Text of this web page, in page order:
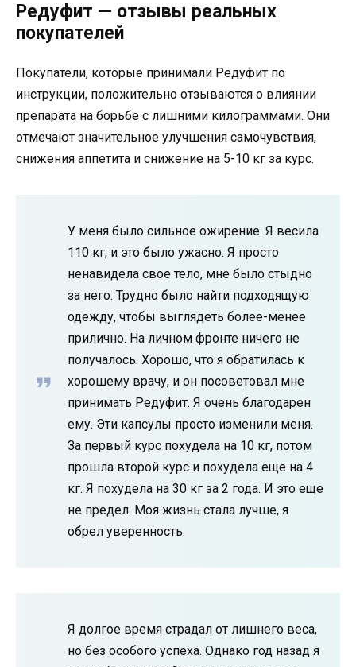
Редуфит — отзывы реальных
покупателей
Покупатели, которые принимали Редуфит по
инструкции, положительно отзываются о влиянии
препарата на борьбе с лишними килограммами. Они
отмечают значительное улучшения самочувствия,
снижения аппетита и снижение на 5-10 кг за курс.
У меня было сильное ожирение. Я весила
110 кг, и это было ужасно. Я просто
ненавидела свое тело, мне было стыдно
за него. Трудно было найти подходящую
одежду, чтобы выглядеть более-менее
прилично. На личном фронте ничего не
получалось. Хорошо, что я обратилась к
хорошему врачу, и он посоветовал мне
принимать Редуфит. Я очень благодарен
ему. Эти капсулы просто изменили меня.
За первый курс похудела на 10 кг, потом
прошла второй курс и похудела еще на 4
кг. Я похудела на 30 кг за 2 года. И это еще
не предел. Моя жизнь стала лучше, я
обрел уверенность.
Я долгое время страдал от лишнего веса,
но без особого успеха. Однако год назад я